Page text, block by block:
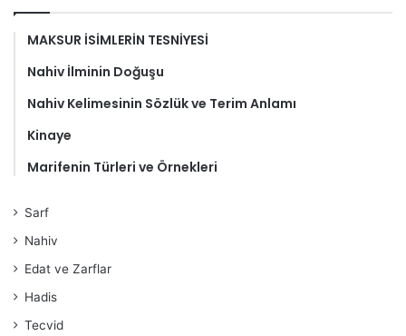
MAKSUR İSİMLERİN TESNİYESİ
Nahiv İlminin Doğuşu
Nahiv Kelimesinin Sözlük ve Terim Anlamı
Kinaye
Marifenin Türleri ve Örnekleri
Sarf
Nahiv
Edat ve Zarflar
Hadis
Tecvid